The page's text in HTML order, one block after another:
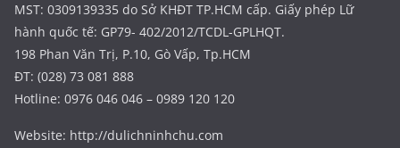
MST: 0309139335 do Sở KHĐT TP.HCM cấp. Giấy phép Lữ
hành quốc tế: GP79- 402/2012/TCDL-GPLHQT.
198 Phan Văn Trị, P.10, Gò Vấp, Tp.HCM
ĐT: (028) 73 081 888
Hotline: 0976 046 046 – 0989 120 120
Website: http://dulichninhchu.com